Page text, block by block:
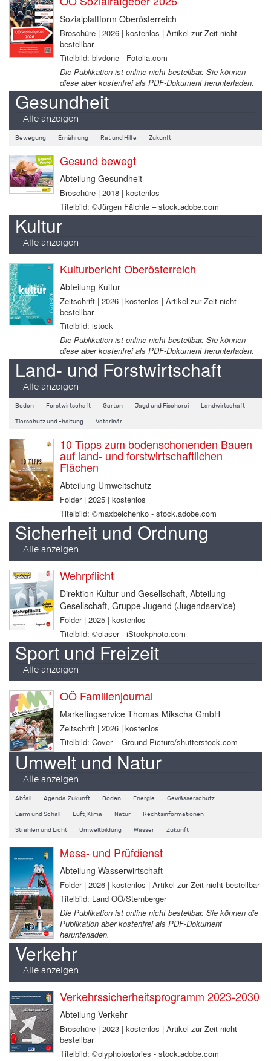
Sozialplattform Oberösterreich
Broschüre | 2026 | kostenlos | Artikel zur Zeit nicht
bestellbar
Titelbild: blvdone - Fotolia.com
Die Publikation ist online nicht bestellbar. Sie können
diese aber kostenfrei als PDF-Dokument herunterladen.
Gesundheit
Alle anzeigen
Bewegung Ernährung Rat und Hilfe Zukunft
Gesund bewegt
Abteilung Gesundheit
Broschüre | 2018 | kostenlos
Titelbild: ©Jürgen Fälchle – stock.adobe.com
Kultur
Alle anzeigen
Kulturbericht Oberösterreich
Abteilung Kultur
Zeitschrift | 2026 | kostenlos | Artikel zur Zeit nicht
bestellbar
Titelbild: istock
Die Publikation ist online nicht bestellbar. Sie können
diese aber kostenfrei als PDF-Dokument herunterladen.
Land- und Forstwirtschaft
Alle anzeigen
Boden Forstwirtschaft Garten Jagd und Fischerei Landwirtschaft
Tierschutz und -haltung Veterinär
10 Tipps zum bodenschonenden Bauen
auf land- und forstwirtschaftlichen
Flächen
Abteilung Umweltschutz
Folder | 2025 | kostenlos
Titelbild: ©maxbelchenko - stock.adobe.com
Sicherheit und Ordnung
Alle anzeigen
Wehrpflicht
Direktion Kultur und Gesellschaft, Abteilung
Gesellschaft, Gruppe Jugend (Jugendservice)
Folder | 2025 | kostenlos
Titelbild: ©olaser - iStockphoto.com
Sport und Freizeit
Alle anzeigen
OÖ Familienjournal
Marketingservice Thomas Mikscha GmbH
Zeitschrift | 2026 | kostenlos
Titelbild: Cover – Ground Picture/shutterstock.com
Umwelt und Natur
Alle anzeigen
Abfall Agenda.Zukunft Boden Energie Gewässerschutz
Lärm und Schall Luft, Klima Natur Rechtsinformationen
Strahlen und Licht Umweltbildung Wasser Zukunft
Mess- und Prüfdienst
Abteilung Wasserwirtschaft
Folder | 2026 | kostenlos | Artikel zur Zeit nicht bestellbar
Titelbild: Land OÖ/Sternberger
Die Publikation ist online nicht bestellbar. Sie können die
Publikation aber kostenfrei als PDF-Dokument
herunterladen.
Verkehr
Alle anzeigen
Verkehrssicherheitsprogramm 2023-2030
Abteilung Verkehr
Broschüre | 2023 | kostenlos | Artikel zur Zeit nicht
bestellbar
Titelbild: ©olyphotostories - stock.adobe.com